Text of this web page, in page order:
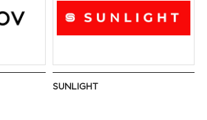
SUNLIGHT